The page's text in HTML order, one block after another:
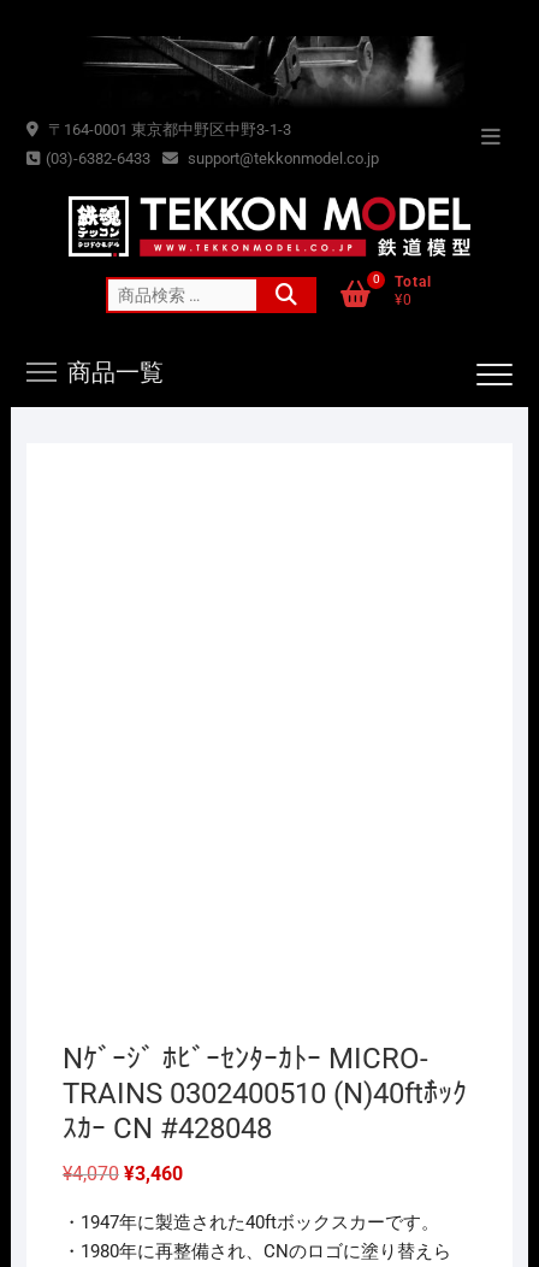
〒164-0001 東京都中野区中野3-1-3
(03)-6382-6433
support@tekkonmodel.co.jp
索
0
Total
¥0
商品一覧
Nｹﾞｰｼﾞ ﾎﾋﾞｰｾﾝﾀｰｶﾄｰ MICRO-
TRAINS 0302400510 (N)40ftﾎ゙ｯｸ
ｽｶｰ CN #428048
¥4,070 元
格
は
¥4,070
¥3,460現
の
価
格
は
・1947年に製造された40ftボックスカーです。
・1980年に再整備され、CNのロゴに塗り替えら